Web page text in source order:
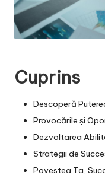
Cuprins
Descoperă
Provocările și
Dezvoltarea
Strategii de
Povestea Ta,